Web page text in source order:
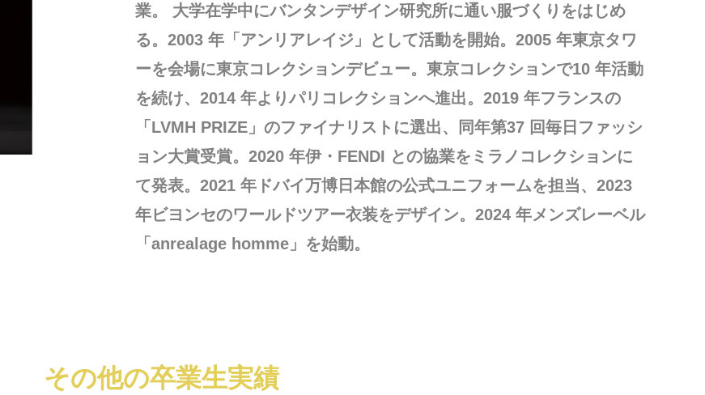
業。 大学在学中にバンタンデザイン研究所に通い服づくりをはじめ
る。2003 年「アンリアレイジ」として活動を開始。2005 年東京タワ
ーを会場に東京コレクションデビュー。東京コレクションで10 年活動
を続け、2014 年よりパリコレクションへ進出。2019 年フランスの
「LVMH PRIZE」のファイナリストに選出、同年第37 回毎日ファッシ
ョン大賞受賞。2020 年伊・FENDI との協業をミラノコレクションに
て発表。2021 年ドバイ万博日本館の公式ユニフォームを担当、2023
年ビヨンセのワールドツアー衣装をデザイン。2024 年メンズレーベル
「anrealage homme」を始動。
その他の卒業生実績